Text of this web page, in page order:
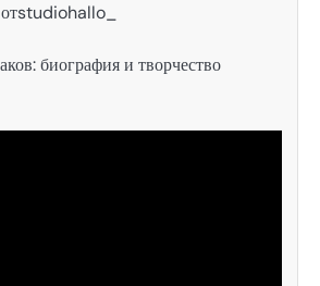
отstudiohallo_